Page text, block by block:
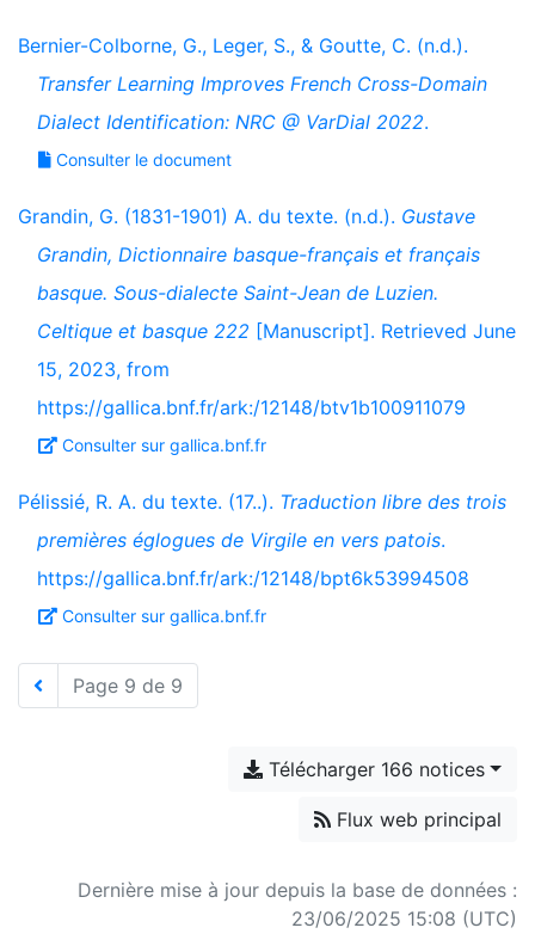
Bernier-Colborne, G., Leger, S., & Goutte, C. (n.d.).
Transfer Learning Improves French Cross-Domain
Dialect Identification: NRC @ VarDial 2022.
Consulter le document
Grandin, G. (1831-1901) A. du texte. (n.d.). Gustave
Grandin, Dictionnaire basque-français et français
basque. Sous-dialecte Saint-Jean de Luzien.
Celtique et basque 222 [Manuscript]. Retrieved June
15, 2023, from
https://gallica.bnf.fr/ark:/12148/btv1b100911079
Consulter sur gallica.bnf.fr
Pélissié, R. A. du texte. (17..). Traduction libre des trois
premières églogues de Virgile en vers patois.
https://gallica.bnf.fr/ark:/12148/bpt6k53994508
Consulter sur gallica.bnf.fr
Page 9 de 9
Télécharger 166 notices
Flux web principal
Dernière mise à jour depuis la base de données :
23/06/2025 15:08 (UTC)